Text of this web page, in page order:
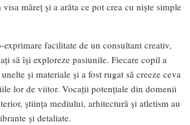
măreț și a arăta ce pot crea cu niște simple
facilitate de un consultant creativ,
să își exploreze pasiunile. Fiecare copil a
și materiale și a fost rugat să creeze ceva
lor de viitor. Vocații potențiale din domenii
știința mediului, arhitectură și atletism au
și detaliate.